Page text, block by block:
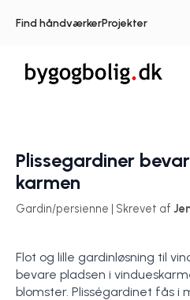
Find håndværkerProjekter
Plissegardiner
karmen
Gardin/persienne | Skrevet af
Flot og lille gardinløsning til
bevare pladsen i
blomster. Plisségardinet fås i